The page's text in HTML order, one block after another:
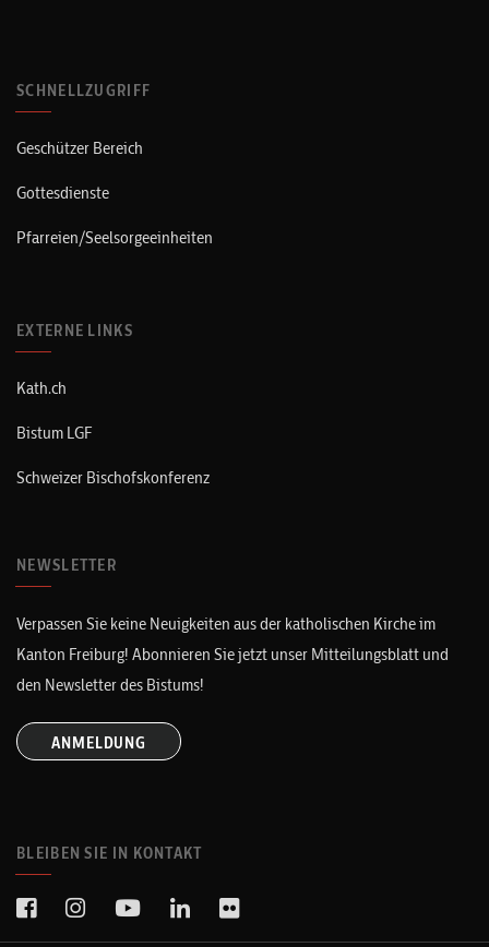
SCHNELLZUGRIFF
Geschützer Bereich
Gottesdienste
Pfarreien/Seelsorgeeinheiten
EXTERNE LINKS
Kath.ch
Bistum LGF
Schweizer Bischofskonferenz
NEWSLETTER
Verpassen Sie keine Neuigkeiten aus der katholischen Kirche im
Kanton Freiburg! Abonnieren Sie jetzt unser Mitteilungsblatt und
den Newsletter des Bistums!
ANMELDUNG
BLEIBEN SIE IN KONTAKT